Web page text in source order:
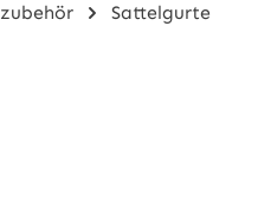
Sattelgurte